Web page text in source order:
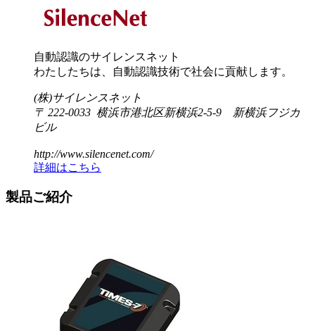
自動認識のサイレンスネット
わたしたちは、自動認識技術で社会に貢献します。
(株)サイレンスネット
〒 222-0033 横浜市港北区新横浜2-5-9 新横浜フジカ
ビル
http://www.silencenet.com/
詳細はこちら
製品ご紹介